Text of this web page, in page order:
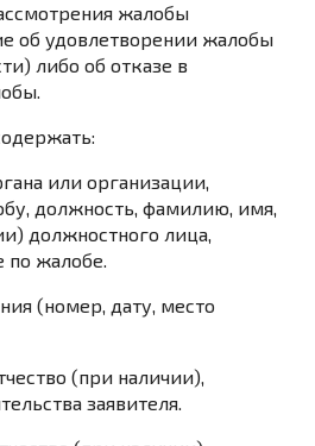
жалобы
об удовлетворении жалобы
либо об отказе в
или организации,
должность, фамилию, имя,
должностного лица,
по жалобе.
(номер, дату, место
(при наличии),
заявителя.